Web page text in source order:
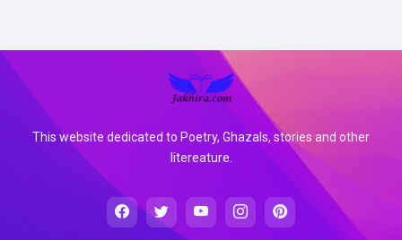
This website dedicated to Poetry, Ghazals, stories and other
litereature.